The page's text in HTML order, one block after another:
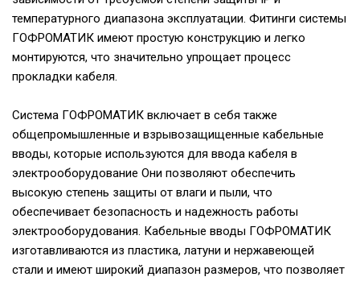
температурного диапазона эксплуатации. Фитинги системы
ГОФРОМАТИК имеют простую конструкцию и легко
монтируются, что значительно упрощает процесс
прокладки кабеля.
Система ГОФРОМАТИК включает в себя также
общепромышленные и взрывозащищенные кабельные
вводы, которые используются для ввода кабеля в
электрооборудование Они позволяют обеспечить
высокую степень защиты от влаги и пыли, что
обеспечивает безопасность и надежность работы
электрооборудования. Кабельные вводы ГОФРОМАТИК
изготавливаются из пластика, латуни и нержавеющей
стали и имеют широкий диапазон размеров, что позволяет